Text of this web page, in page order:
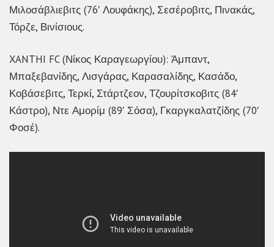
Μιλοσάβλιεβιτς (76′ Λουφάκης), Σεσέροβιτς, Πινακάς,
Τόρζε, Βινίσιους.
XANTHI FC (Νίκος Καραγεωργίου): Άμπαντ,
Μπαξεβανίδης, Λισγάρας, Καρασαλίδης, Κασάδο,
Κοβάσεβιτς, Τερκί, Στάρτζεον, Τζουρίτσκοβιτς (84′
Κάστρο), Ντε Αμορίμ (89′ Σόσα), Γκαργκαλατζίδης (70′
Φοσέ).